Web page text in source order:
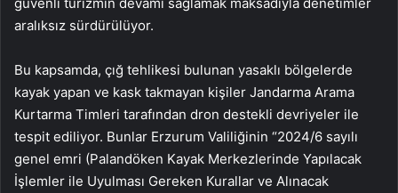
aralıksız sürdürülüyor.
Bu kapsamda, çığ tehlikesi bulunan yasaklı bölgelerde
kayak yapan ve kask takmayan kişiler Jandarma Arama
Kurtarma Timleri tarafından dron destekli devriyeler ile
tespit ediliyor. Bunlar Erzurum Valiliğinin “2024/6 sayılı
genel emri (Palandöken Kayak Merkezlerinde Yapılacak
İşlemler ile Uyulması Gereken Kurallar ve Alınacak